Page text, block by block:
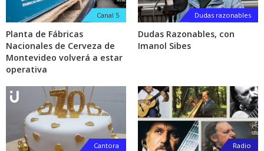
Canal 5
Planta de Fábricas
Nacionales de Cerveza de
Montevideo volverá a estar
operativa
Dudas razonables
Dudas Razonables, con
Imanol Sibes
Cantora Radio